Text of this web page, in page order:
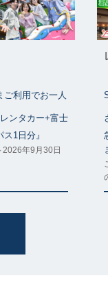
利用でお一人
ンタカー+富士
1日分』
年9月30日